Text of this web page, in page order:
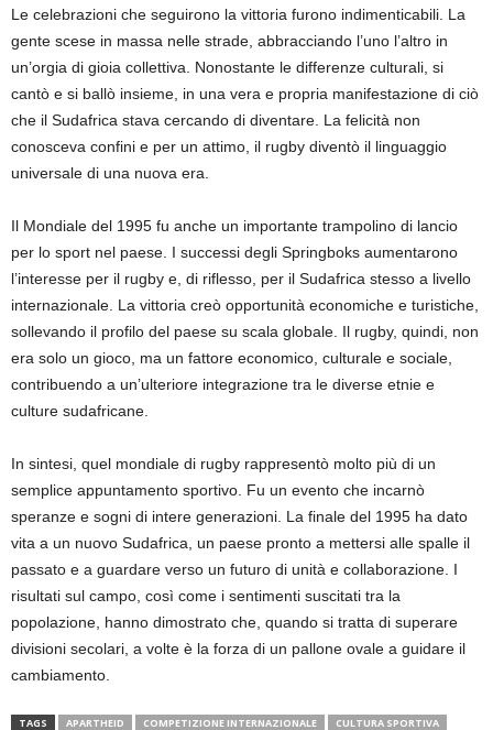
Le celebrazioni che seguirono la vittoria furono indimenticabili. La
gente scese in massa nelle strade, abbracciando l’uno l’altro in
un’orgia di gioia collettiva. Nonostante le differenze culturali, si
cantò e si ballò insieme, in una vera e propria manifestazione di ciò
che il Sudafrica stava cercando di diventare. La felicità non
conosceva confini e per un attimo, il rugby diventò il linguaggio
universale di una nuova era.
Il Mondiale del 1995 fu anche un importante trampolino di lancio
per lo sport nel paese. I successi degli Springboks aumentarono
l’interesse per il rugby e, di riflesso, per il Sudafrica stesso a livello
internazionale. La vittoria creò opportunità economiche e turistiche,
sollevando il profilo del paese su scala globale. Il rugby, quindi, non
era solo un gioco, ma un fattore economico, culturale e sociale,
contribuendo a un’ulteriore integrazione tra le diverse etnie e
culture sudafricane.
In sintesi, quel mondiale di rugby rappresentò molto più di un
semplice appuntamento sportivo. Fu un evento che incarnò
speranze e sogni di intere generazioni. La finale del 1995 ha dato
vita a un nuovo Sudafrica, un paese pronto a mettersi alle spalle il
passato e a guardare verso un futuro di unità e collaborazione. I
risultati sul campo, così come i sentimenti suscitati tra la
popolazione, hanno dimostrato che, quando si tratta di superare
divisioni secolari, a volte è la forza di un pallone ovale a guidare il
cambiamento.
TAGS APARTHEID COMPETIZIONE INTERNAZIONALE
CULTURA SPORTIVA